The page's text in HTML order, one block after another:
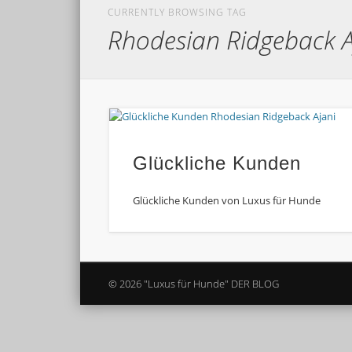
CURRENTLY BROWSING TAG
Rhodesian Ridgeback
Glückliche Kunden
Glückliche Kunden von Luxus für Hunde
© 2026 "Luxus für Hunde" DER BLOG